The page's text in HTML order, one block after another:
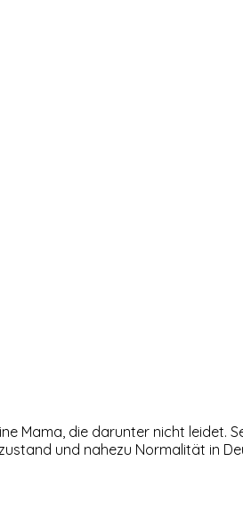
Mama, die darunter nicht leidet.
und nahezu Normalität in